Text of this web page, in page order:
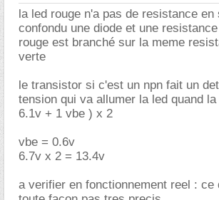
la led rouge n'a pas de resistance en
confondu une diode et une
rouge est branché sur la meme
verte
le transistor si c'est un npn fait un
tension qui va allumer la led quand
6.1v + 1 vbe ) x 2
vbe = 0.6v
6.7v x 2 = 13.4v
a verifier en fonctionnement reel : ce